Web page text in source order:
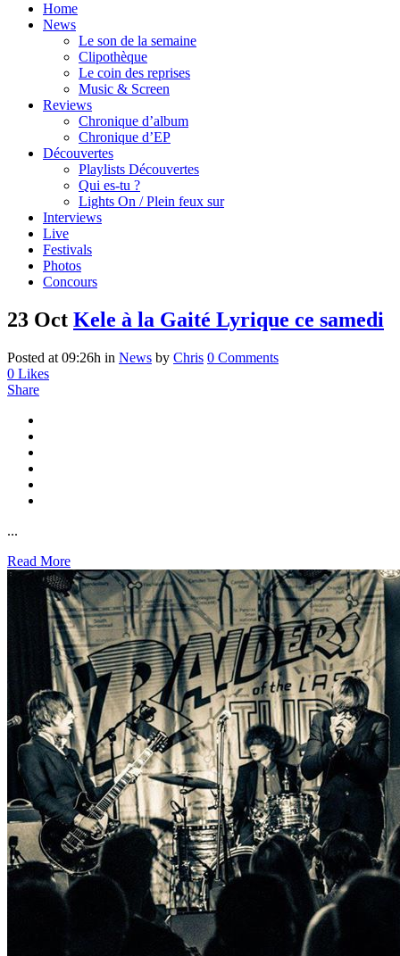
Home
News
Le son de la semaine
Clipothèque
Le coin des reprises
Music & Screen
Reviews
Chronique d’album
Chronique d’EP
Découvertes
Playlists Découvertes
Qui es-tu ?
Lights On / Plein feux sur
Interviews
Live
Festivals
Photos
Concours
23 Oct Kele à la Gaité Lyrique ce samedi
Posted at 09:26h in News by Chris 0 Comments
0 Likes
Share
...
Read More